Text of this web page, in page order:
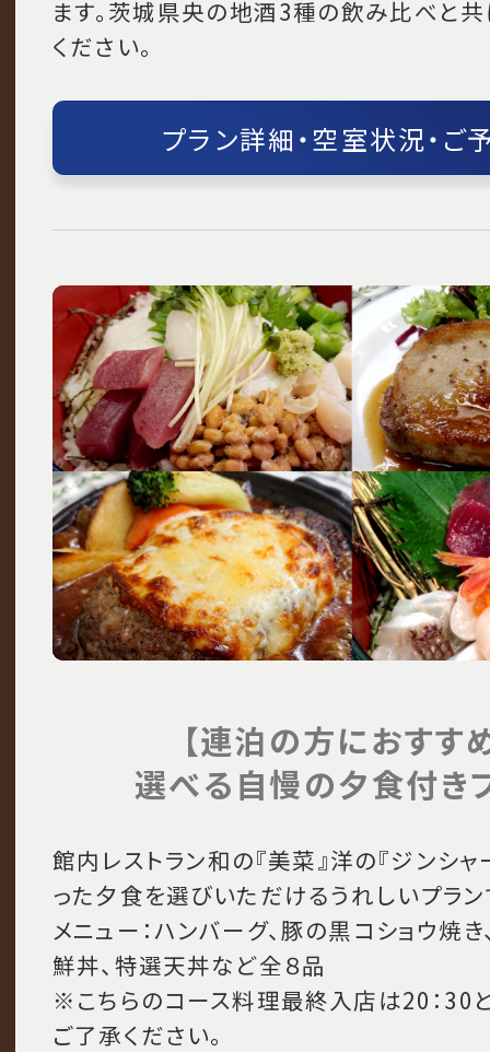
ます。茨城県央の地酒3種の飲み比べと
ください。
プラン詳細・空室状況・ご
【連泊の方におすす
選べる自慢の夕食付き
館内レストラン和の『美菜』洋の『ジンシャ
った夕食を選びいただけるうれしいプラン
メニュー：ハンバーグ、豚の黒コショウ焼き
鮮丼、特選天丼など全８品
※こちらのコース料理最終入店は20：30
ご了承ください。